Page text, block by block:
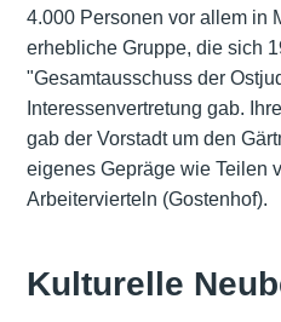
4.000 Personen vor allem in
erhebliche Gruppe, die sich
"Gesamtausschuss der
Interessenvertretung gab.
gab der Vorstadt um den
eigenes Gepräge wie Teilen
Arbeitervierteln (Gostenhof).
Kulturelle